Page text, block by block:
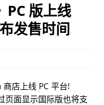
PC 版上线
发售时间
店上线 PC 平台!
面显示国际版也将支